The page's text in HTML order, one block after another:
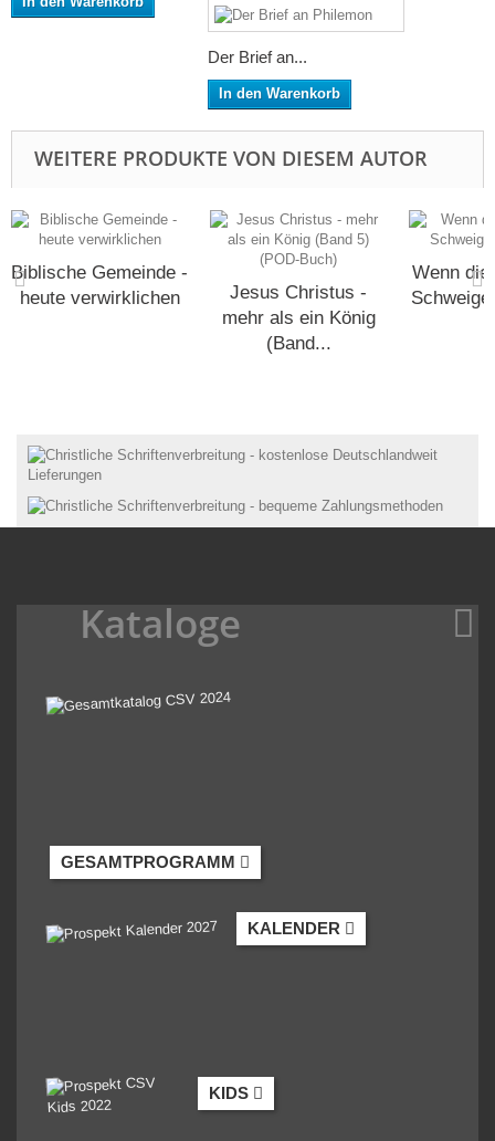
Der Brief an...
In den Warenkorb
WEITERE PRODUKTE VON DIESEM AUTOR
Biblische Gemeinde -
heute verwirklichen
Jesus Christus -
mehr als ein König
(Band...
Wenn
Kataloge
GESAMTPROGRAMM
KALENDER
KIDS